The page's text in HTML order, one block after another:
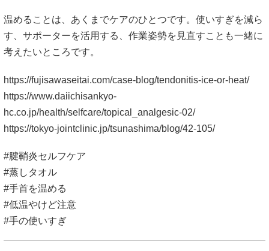
温めることは、あくまでケアのひとつです。使いすぎを減ら
す、サポーターを活用する、作業姿勢を見直すことも一緒に
考えたいところです。
https://fujisawaseitai.com/case-blog/tendonitis-ice-or-heat/
https://www.daiichisankyo-
hc.co.jp/health/selfcare/topical_analgesic-02/
https://tokyo-jointclinic.jp/tsunashima/blog/42-105/
#腱鞘炎セルフケア
#蒸しタオル
#手首を温める
#低温やけど注意
#手の使いすぎ